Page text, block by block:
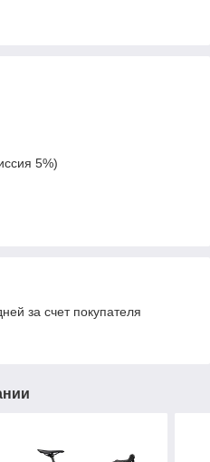
5%)
за счет покупателя